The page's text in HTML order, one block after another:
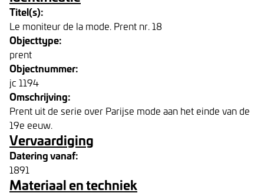
Titel(s):
Le moniteur de la mode. Prent nr. 18
Objecttype:
prent
Objectnummer:
jc 1194
Omschrijving:
Prent uit de serie over Parijse mode aan het einde van de
19e eeuw.
Vervaardiging
Datering vanaf:
1891
Materiaal en techniek